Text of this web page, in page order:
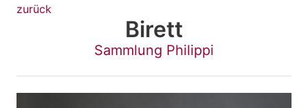
zurück
Birett
Sammlung Philippi